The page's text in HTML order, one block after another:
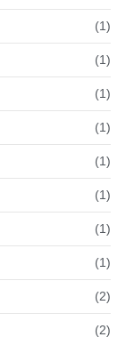
(1)
(1)
(1)
(1)
(1)
(1)
(1)
(1)
(2)
(2)